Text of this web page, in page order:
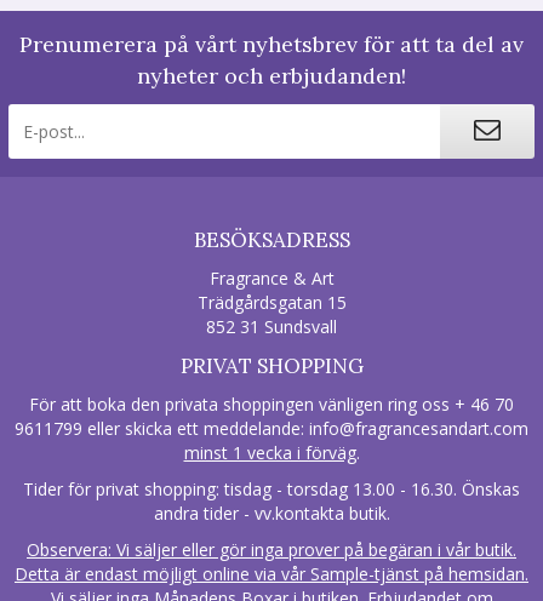
Prenumerera på vårt nyhetsbrev för att ta del av
nyheter och erbjudanden!
BESÖKSADRESS
Fragrance & Art
Trädgårdsgatan 15
852 31 Sundsvall
PRIVAT SHOPPING
För att boka den privata shoppingen vänligen ring oss + 46 70
9611799 eller skicka ett meddelande: info@fragrancesandart.com
minst 1 vecka i förväg.
Tider för privat shopping: tisdag - torsdag 13.00 - 16.30. Önskas
andra tider - vv.kontakta butik.
Observera: Vi säljer eller gör inga prover på begäran i vår butik.
Detta är endast möjligt online via vår Sample-tjänst på hemsidan.